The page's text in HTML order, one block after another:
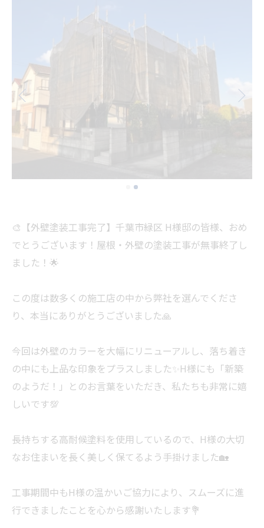
🎨【外壁塗装工事完了】千葉市緑区 H様邸の皆様、おめ
でとうございます！屋根・外壁の塗装工事が無事終了し
ました！🌟
この度は数多くの施工店の中から弊社を選んでくださ
り、本当にありがとうございました🙏
今回は外壁のカラーを大幅にリニューアルし、落ち着き
の中にも上品な印象をプラスしました✨H様にも「新築
のようだ！」とのお言葉をいただき、私たちも非常に嬉
しいです💯
長持ちする高耐候塗料を使用しているので、H様の大切
なお住まいを長く美しく保てるよう手掛けました🏡
工事期間中もH様の温かいご協力により、スムーズに進
行できましたことを心から感謝いたします💐